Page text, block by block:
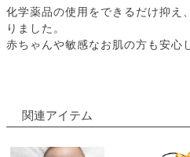
化学薬品の使用をできるだけ抑え
りました。
赤ちゃんや敏感なお肌の方も安心
関連アイテム